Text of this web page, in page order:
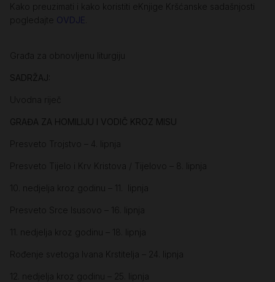
Kako preuzimati i kako koristiti eKnjige Kršćanske sadašnjosti
pogledajte OVDJE
Građa za obnovljenu liturgiju
SADRŽAJ:
Uvodna riječ
GRAĐA ZA HOMILIJU I VODIČ KROZ MISU
Presveto Trojstvo – 4. lipnja
Presveto Tijelo i Krv Kristova / Tijelovo – 8. lipnja
10. nedjelja kroz godinu – 11. lipnja
Presveto Srce Isusovo – 16. lipnja
11. nedjelja kroz godinu – 18. lipnja
Rođenje svetoga Ivana Krstitelja – 24. lipnja
12. nedjelja kroz godinu – 25. lipnja